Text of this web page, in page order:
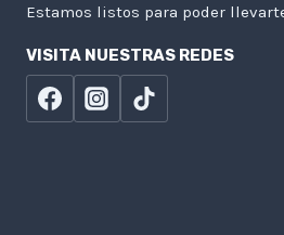
Estamos listos para poder
VISITA NUESTRAS REDES